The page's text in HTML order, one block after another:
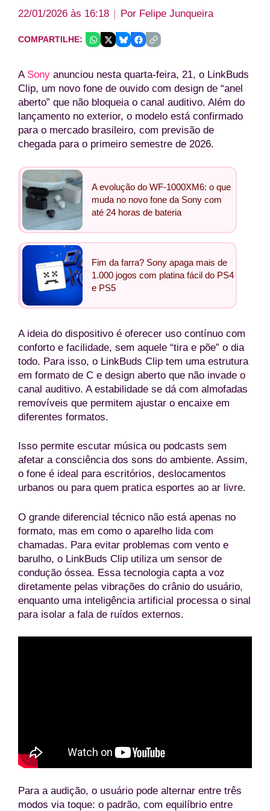
22/01/2026 às 16:18 Por Felipe Junqueira
COMPARTILHE:
A Sony anunciou nesta quarta-feira, 21, o LinkBuds
Clip, um novo fone de ouvido com design de “anel
aberto” que não bloqueia o canal auditivo. Além do
lançamento no exterior, o modelo está confirmado
para o mercado brasileiro, com previsão de
chegada para o primeiro semestre de 2026.
A evolução do WF-1000XM6: o que
muda no novo fone da Sony com
até 24 horas de bateria
Fim da farra? Sony apaga mais de
1.000 jogos com platina fácil do PS4
e PS5
A ideia do dispositivo é oferecer uso contínuo com
conforto e facilidade, sem aquele “tira e põe” o dia
todo. Para isso, o LinkBuds Clip tem uma estrutura
em formato de C e design aberto que não invade o
canal auditivo. A estabilidade se dá com almofadas
removíveis que permitem ajustar o encaixe em
diferentes formatos.
Isso permite escutar música ou podcasts sem
afetar a consciência dos sons do ambiente. Assim,
o fone é ideal para escritórios, deslocamentos
urbanos ou para quem pratica esportes ao ar livre.
O grande diferencial técnico não está apenas no
formato, mas em como o aparelho lida com
chamadas. Para evitar problemas com vento e
barulho, o LinkBuds Clip utiliza um sensor de
condução óssea. Essa tecnologia capta a voz
diretamente pelas vibrações do crânio do usuário,
enquanto uma inteligência artificial processa o sinal
para isolar a fala de ruídos externos.
Para a audição, o usuário pode alternar entre três
modos via toque: o padrão, com equilíbrio entre